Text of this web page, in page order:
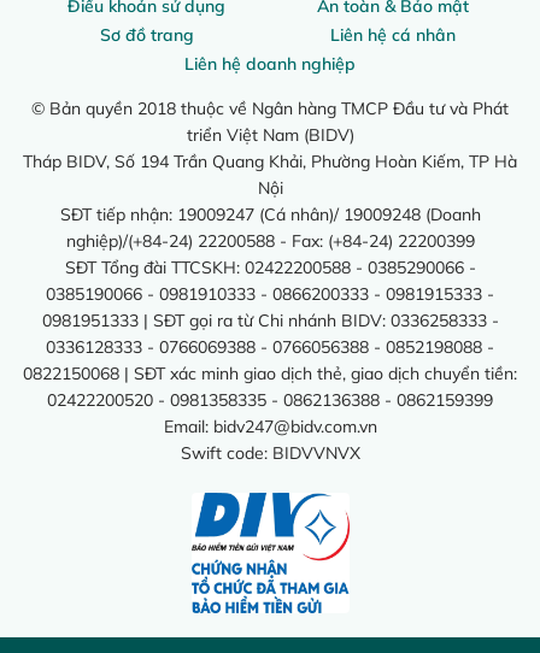
Điều khoản sử dụng
An toàn & Bảo mật
Sơ đồ trang
Liên hệ cá nhân
Liên hệ doanh nghiệp
© Bản quyền 2018 thuộc về Ngân hàng TMCP Đầu tư và Phát
triển Việt Nam (BIDV)
Tháp BIDV, Số 194 Trần Quang Khải, Phường Hoàn Kiếm, TP Hà
Nội
SĐT tiếp nhận: 19009247 (Cá nhân)/ 19009248 (Doanh
nghiệp)/(+84-24) 22200588 - Fax: (+84-24) 22200399
SĐT Tổng đài TTCSKH: 02422200588 - 0385290066 -
0385190066 - 0981910333 - 0866200333 - 0981915333 -
0981951333 | SĐT gọi ra từ Chi nhánh BIDV: 0336258333 -
0336128333 - 0766069388 - 0766056388 - 0852198088 -
0822150068 | SĐT xác minh giao dịch thẻ, giao dịch chuyển tiền:
02422200520 - 0981358335 - 0862136388 - 0862159399
Email: bidv247@bidv.com.vn
Swift code: BIDVVNVX